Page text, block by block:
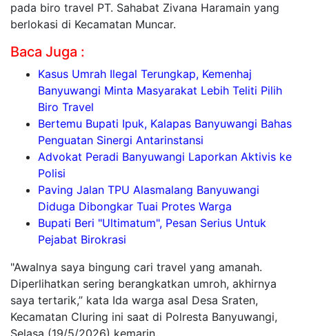
pada biro travel PT. Sahabat Zivana Haramain yang
berlokasi di Kecamatan Muncar.
Baca Juga :
Kasus Umrah Ilegal Terungkap, Kemenhaj
Banyuwangi Minta Masyarakat Lebih Teliti Pilih
Biro Travel
Bertemu Bupati Ipuk, Kalapas Banyuwangi Bahas
Penguatan Sinergi Antarinstansi
Advokat Peradi Banyuwangi Laporkan Aktivis ke
Polisi
Paving Jalan TPU Alasmalang Banyuwangi
Diduga Dibongkar Tuai Protes Warga
Bupati Beri "Ultimatum", Pesan Serius Untuk
Pejabat Birokrasi
"Awalnya saya bingung cari travel yang amanah.
Diperlihatkan sering berangkatkan umroh, akhirnya
saya tertarik,” kata Ida warga asal Desa Sraten,
Kecamatan Cluring ini saat di Polresta Banyuwangi,